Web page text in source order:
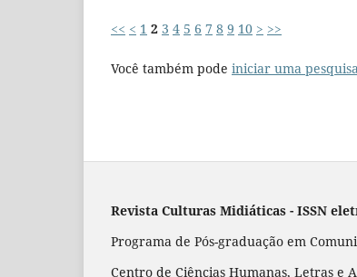
<< < 1 2 3 4 5 6 7 8 9 10 > >>
Você também pode iniciar uma
Revista Culturas Midiáticas - ISSN
Programa de Pós-graduação em
Centro de Ciências Humanas, Letras e